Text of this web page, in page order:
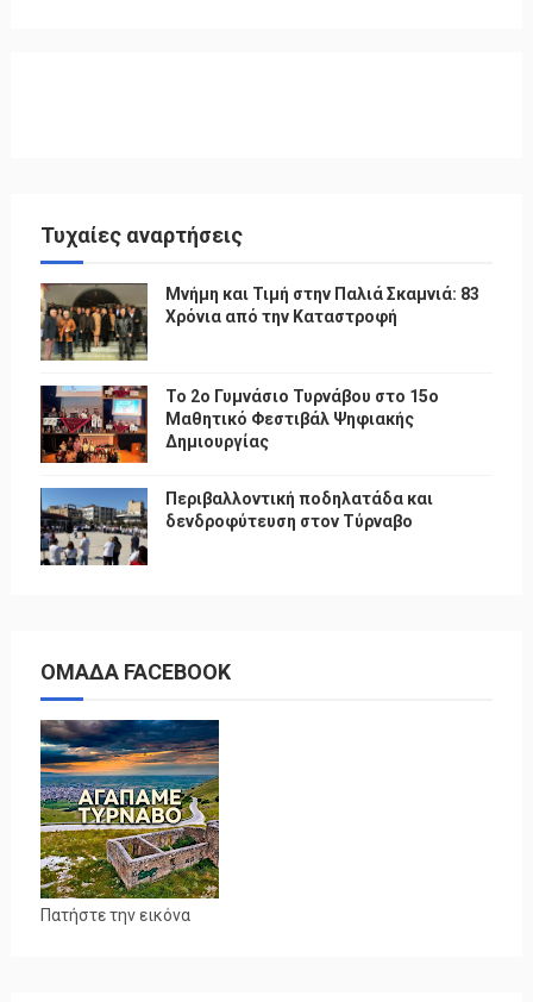
Τυχαίες αναρτήσεις
Μνήμη και Τιμή στην Παλιά Σκαμνιά: 83
Χρόνια από την Καταστροφή
To 2ο Γυμνάσιο Τυρνάβου στο 15ο
Μαθητικό Φεστιβάλ Ψηφιακής
Δημιουργίας
Περιβαλλοντική ποδηλατάδα και
δενδροφύτευση στον Τύρναβο
ΟΜΑΔΑ FACEBOOK
Πατήστε την εικόνα